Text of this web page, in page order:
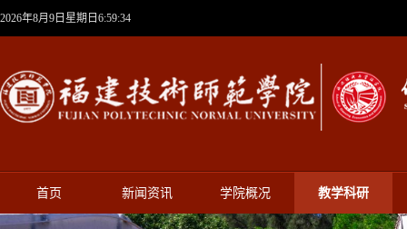
2026年8月9日星期日6:59:34
首页 新闻资讯 学院概况 教学科研